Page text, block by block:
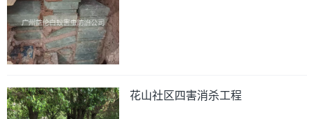
花山社区四害消杀工程